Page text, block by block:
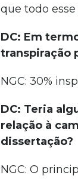
que todo
DC: Em
transpiração
NGC: 30%
DC: Teria
relação à
dissertação?
NGC: O